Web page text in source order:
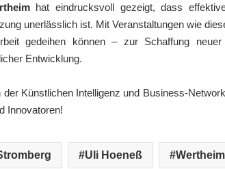
hat eindrucksvoll gezeigt, dass
unerlässlich ist. Mit Veranstaltungen wie
gedeihen können – zur Schaffung
Entwicklung.
Künstlichen Intelligenz und Business-
Innovatoren!
Uli Hoeneß Wertheim